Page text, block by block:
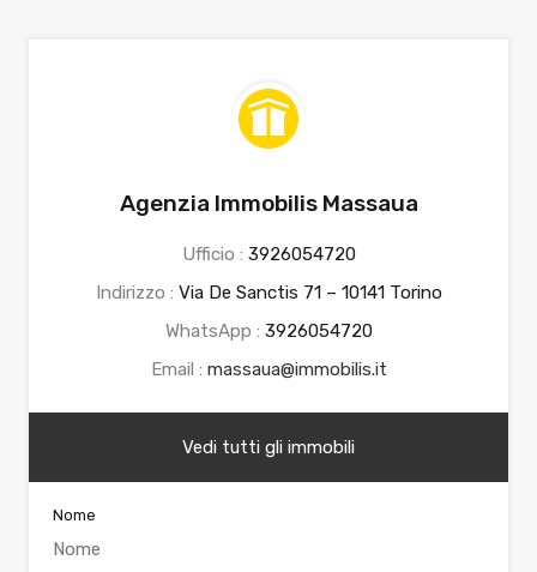
Agenzia Immobilis Massaua
Ufficio : 3926054720
Indirizzo : Via De Sanctis 71 – 10141 Torino
WhatsApp : 3926054720
Email : massaua@immobilis.it
Vedi tutti gli immobili
Nome